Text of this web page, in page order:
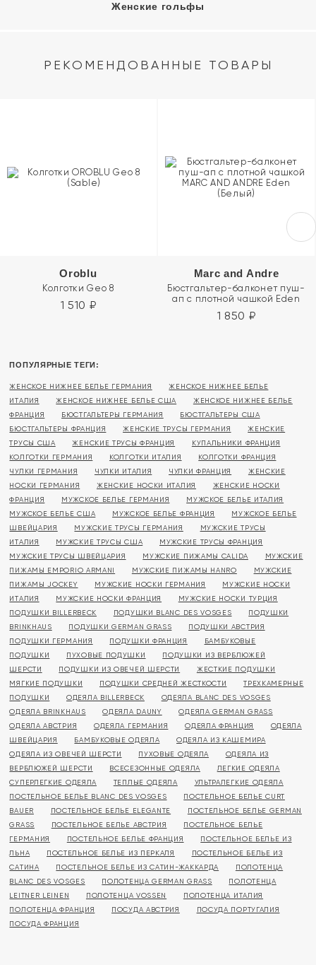
Женские гольфы
РЕКОМЕНДОВАННЫЕ ТОВАРЫ
Oroblu
Колготки Geo 8
1 510 ₽
Marc and Andre
Бюстгальтер-балконет пуш-
ап с плотной чашкой Eden
1 850 ₽
ПОПУЛЯРНЫЕ ТЕГИ:
ЖЕНСКОЕ НИЖНЕЕ БЕЛЬЕ ГЕРМАНИЯ
ЖЕНСКОЕ НИЖНЕЕ БЕЛЬЕ
ИТАЛИЯ
ЖЕНСКОЕ НИЖНЕЕ БЕЛЬЕ США
ЖЕНСКОЕ НИЖНЕЕ БЕЛЬЕ
ФРАНЦИЯ
БЮСТГАЛЬТЕРЫ ГЕРМАНИЯ
БЮСТГАЛЬТЕРЫ США
БЮСТГАЛЬТЕРЫ ФРАНЦИЯ
ЖЕНСКИЕ ТРУСЫ ГЕРМАНИЯ
ЖЕНСКИЕ
ТРУСЫ США
ЖЕНСКИЕ ТРУСЫ ФРАНЦИЯ
КУПАЛЬНИКИ ФРАНЦИЯ
КОЛГОТКИ ГЕРМАНИЯ
КОЛГОТКИ ИТАЛИЯ
КОЛГОТКИ ФРАНЦИЯ
ЧУЛКИ ГЕРМАНИЯ
ЧУЛКИ ИТАЛИЯ ЧУЛКИ ФРАНЦИЯ
ЖЕНСКИЕ
НОСКИ ГЕРМАНИЯ
ЖЕНСКИЕ НОСКИ ИТАЛИЯ
ЖЕНСКИЕ НОСКИ
ФРАНЦИЯ
МУЖСКОЕ БЕЛЬЕ ГЕРМАНИЯ
МУЖСКОЕ БЕЛЬЕ ИТАЛИЯ
МУЖСКОЕ БЕЛЬЕ США
МУЖСКОЕ БЕЛЬЕ ФРАНЦИЯ
МУЖСКОЕ БЕЛЬЕ
ШВЕЙЦАРИЯ
МУЖСКИЕ ТРУСЫ ГЕРМАНИЯ
МУЖСКИЕ ТРУСЫ
ИТАЛИЯ
МУЖСКИЕ ТРУСЫ США
МУЖСКИЕ ТРУСЫ ФРАНЦИЯ
МУЖСКИЕ ТРУСЫ ШВЕЙЦАРИЯ
МУЖСКИЕ ПИЖАМЫ CALIDA
МУЖСКИЕ
ПИЖАМЫ EMPORIO ARMANI
МУЖСКИЕ ПИЖАМЫ HANRO
МУЖСКИЕ
ПИЖАМЫ JOCKEY
МУЖСКИЕ НОСКИ ГЕРМАНИЯ
МУЖСКИЕ НОСКИ
ИТАЛИЯ
МУЖСКИЕ НОСКИ ФРАНЦИЯ
МУЖСКИЕ НОСКИ ТУРЦИЯ
ПОДУШКИ BILLERBECK
ПОДУШКИ BLANC DES VOSGES
ПОДУШКИ
BRINKHAUS
ПОДУШКИ GERMAN GRASS
ПОДУШКИ АВСТРИЯ
ПОДУШКИ ГЕРМАНИЯ
ПОДУШКИ ФРАНЦИЯ
БАМБУКОВЫЕ
ПОДУШКИ
ПУХОВЫЕ ПОДУШКИ
ПОДУШКИ ИЗ ВЕРБЛЮЖЕЙ
ШЕРСТИ
ПОДУШКИ ИЗ ОВЕЧЕЙ ШЕРСТИ
ЖЕСТКИЕ ПОДУШКИ
МЯГКИЕ ПОДУШКИ
ПОДУШКИ СРЕДНЕЙ ЖЕСТКОСТИ
ТРЕХКАМЕРНЫЕ
ПОДУШКИ
ОДЕЯЛА BILLERBECK
ОДЕЯЛА BLANC DES VOSGES
ОДЕЯЛА BRINKHAUS
ОДЕЯЛА DAUNY
ОДЕЯЛА GERMAN GRASS
ОДЕЯЛА АВСТРИЯ
ОДЕЯЛА ГЕРМАНИЯ ОДЕЯЛА ФРАНЦИЯ
ОДЕЯЛА
ШВЕЙЦАРИЯ
БАМБУКОВЫЕ ОДЕЯЛА
ОДЕЯЛА ИЗ КАШЕМИРА
ОДЕЯЛА ИЗ ОВЕЧЕЙ ШЕРСТИ
ПУХОВЫЕ ОДЕЯЛА
ОДЕЯЛА ИЗ
ВЕРБЛЮЖЕЙ ШЕРСТИ
ВСЕСЕЗОННЫЕ ОДЕЯЛА
ЛЕГКИЕ ОДЕЯЛА
СУПЕРЛЕГКИЕ ОДЕЯЛА
ТЕПЛЫЕ ОДЕЯЛА
УЛЬТРАЛЕГКИЕ ОДЕЯЛА
ПОСТЕЛЬНОЕ БЕЛЬЕ BLANC DES VOSGES
ПОСТЕЛЬНОЕ БЕЛЬЕ CURT
BAUER
ПОСТЕЛЬНОЕ БЕЛЬЕ ELEGANTE
ПОСТЕЛЬНОЕ БЕЛЬЕ GERMAN
GRASS
ПОСТЕЛЬНОЕ БЕЛЬЕ АВСТРИЯ
ПОСТЕЛЬНОЕ БЕЛЬЕ
ГЕРМАНИЯ
ПОСТЕЛЬНОЕ БЕЛЬЕ ФРАНЦИЯ
ПОСТЕЛЬНОЕ БЕЛЬЕ ИЗ
ЛЬНА
ПОСТЕЛЬНОЕ БЕЛЬЕ ИЗ ПЕРКАЛЯ
ПОСТЕЛЬНОЕ БЕЛЬЕ ИЗ
САТИНА
ПОСТЕЛЬНОЕ БЕЛЬЕ ИЗ САТИН-ЖАККАРДА
ПОЛОТЕНЦА
BLANC DES VOSGES
ПОЛОТЕНЦА GERMAN GRASS
ПОЛОТЕНЦА
LEITNER LEINEN
ПОЛОТЕНЦА VOSSEN
ПОЛОТЕНЦА ИТАЛИЯ
ПОЛОТЕНЦА ФРАНЦИЯ
ПОСУДА АВСТРИЯ
ПОСУДА ПОРТУГАЛИЯ
ПОСУДА ФРАНЦИЯ